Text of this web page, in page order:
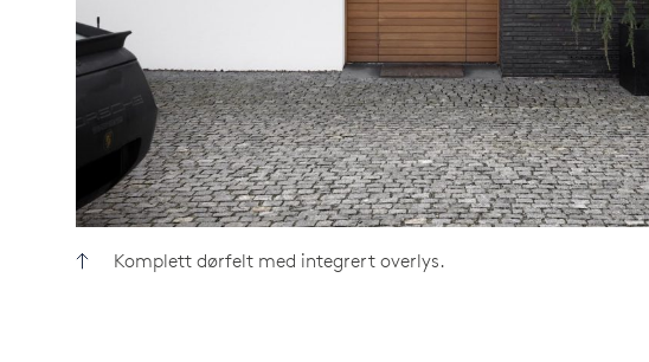
Komplett dørfelt med integrert overlys.